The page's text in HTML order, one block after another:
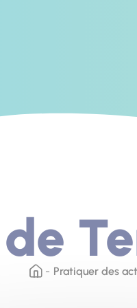
Pratiquer des